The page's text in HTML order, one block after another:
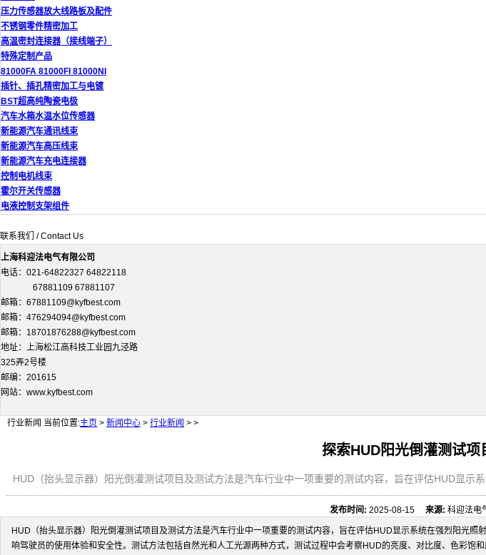
压力传感器放大线路板及配件
不锈钢零件精密加工
高温密封连接器（接线端子）
特殊定制产品
81000FA 81000FI 81000NI
插针、插孔精密加工与电镀
BST超高纯陶瓷电极
汽车水箱水温水位传感器
新能源汽车通讯线束
新能源汽车高压线束
新能源汽车充电连接器
控制电机线束
霍尔开关传感器
电液控制支架组件
联系我们 / Contact Us
上海科迎法电气有限公司
电话：021-64822327 64822118
67881109 67881107
邮箱：67881109@kyfbest.com
邮箱：476294094@kyfbest.com
邮箱：18701876288@kyfbest.com
地址：上海松江高科技工业园九泾路
325弄2号楼
邮编：201615
网站：www.kyfbest.com
行业新闻 当前位置:主页 > 新闻中心 > 行业新闻 > >
探索HUD阳光倒灌测试
HUD（抬头显示器）阳光倒灌测试项目及测试方法是汽车行业中一项重要的测试内容，旨在评估HUD显
发布时间: 2025-08-15来源: 科迎法
HUD（抬头显示器）阳光倒灌测试项目及测试方法是汽车行业中一项重要的测试内容，旨在评估HUD显示系统在强烈阳光
响驾驶员的使用体验和安全性。测试方法包括自然光和人工光源两种方式，测试过程中会考察HUD的亮度、对比度、色彩